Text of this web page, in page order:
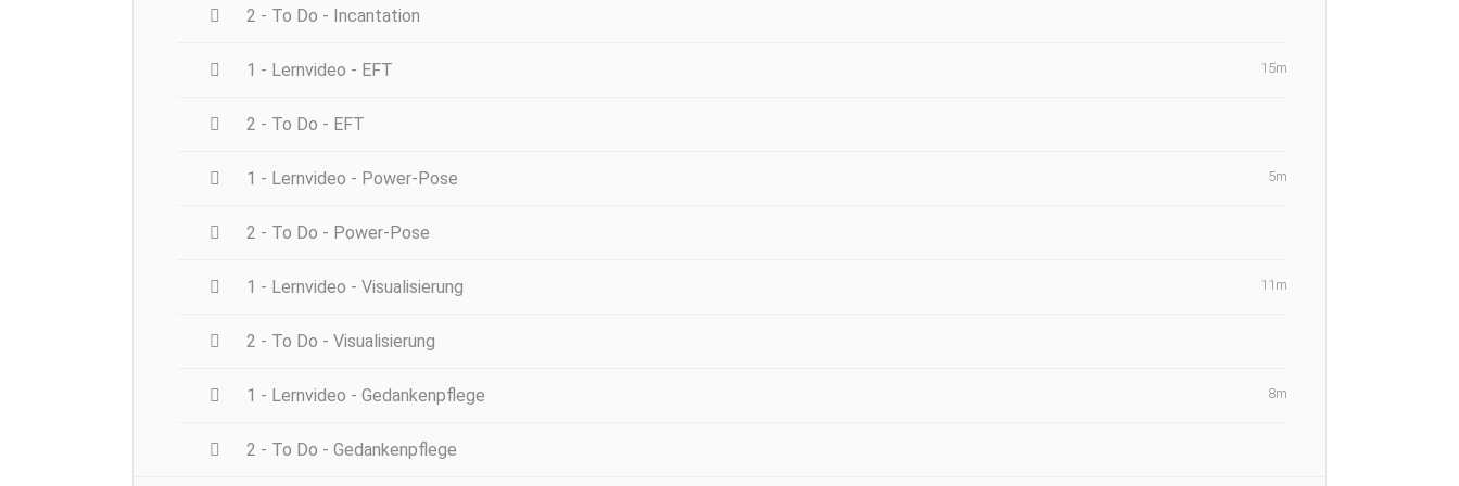
2 - To Do - Incantation
1 - Lernvideo - EFT 15m
2 - To Do - EFT
1 - Lernvideo - Power-Pose 5m
2 - To Do - Power-Pose
1 - Lernvideo - Visualisierung 11m
2 - To Do - Visualisierung
1 - Lernvideo - Gedankenpflege 8m
2 - To Do - Gedankenpflege